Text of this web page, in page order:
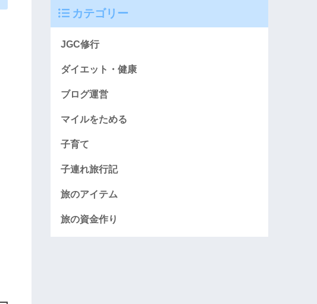
カテゴリー
JGC修行
ダイエット・健康
ブログ運営
マイルをためる
子育て
子連れ旅行記
旅のアイテム
旅の資金作り